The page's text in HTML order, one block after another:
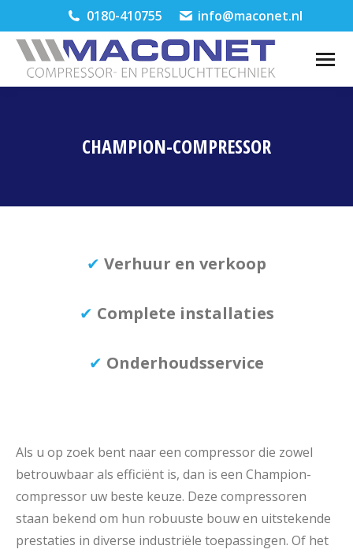
0180-410755 info@maconet.nl
CHAMPION-COMPRESSOR
✔ Verhuur en verkoop
✔ Complete installaties
✔ Onderhoudsservice
Als u op zoek bent naar een compressor die zowel
betrouwbaar als efficiënt is, dan is een Champion-
compressor uw beste keuze. Deze compressoren
staan bekend om hun robuuste bouw en uitstekende
prestaties in diverse industriële toepassingen. Of het